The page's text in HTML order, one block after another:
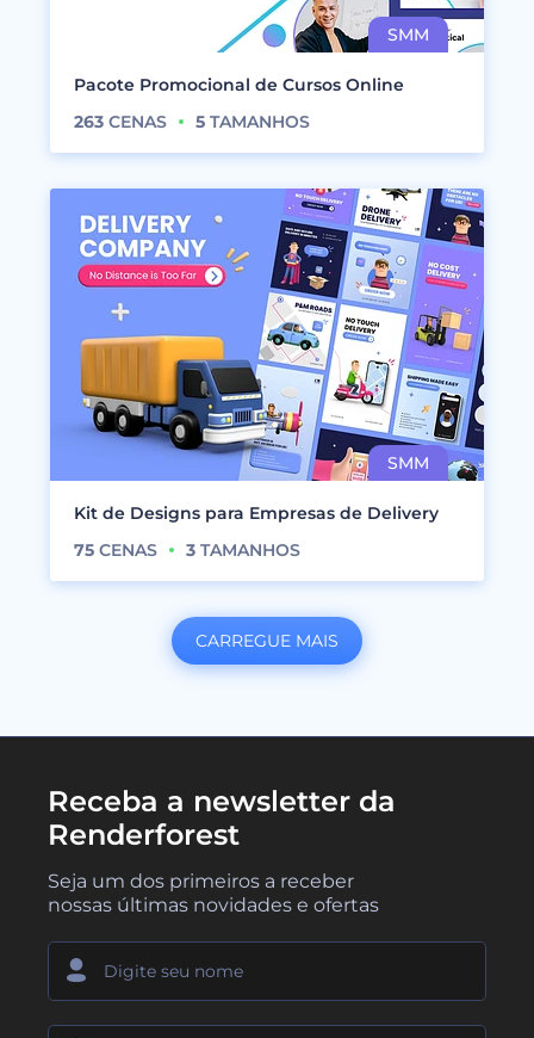
Pacote Promocional de Cursos Online
263 CENAS 5 TAMANHOS
Kit de Designs para Empresas de Delivery
75 CENAS 3 TAMANHOS
CARREGUE MAIS
Receba a newsletter da
Renderforest
Seja um dos primeiros a receber
nossas últimas novidades e ofertas